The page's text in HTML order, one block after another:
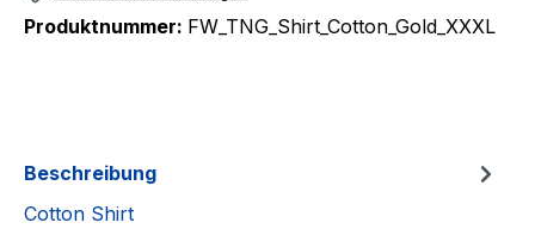
Produktnummer: FW_TNG_Shirt_Cotton_Gold_XXXL
Beschreibung
Cotton Shirt